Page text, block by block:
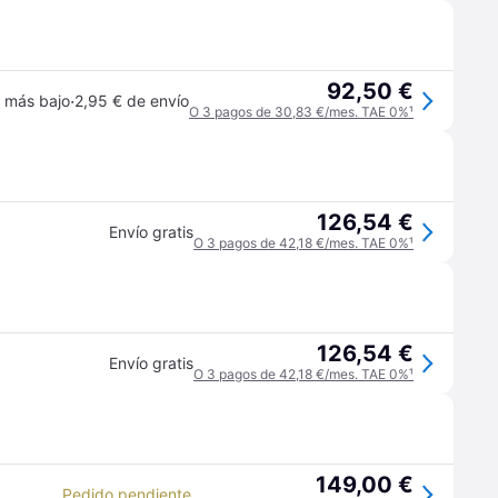
más bajo·2,95 € de envío 92,50 €
O 3 pagos de 30,83 €/mes. TAE 0%¹
Envío gratis 126,54 €
O 3 pagos de 42,18 €/mes. TAE 0%¹
Envío gratis 126,54 €
O 3 pagos de 42,18 €/mes. TAE 0%¹
Pedido pendiente 149,00 €